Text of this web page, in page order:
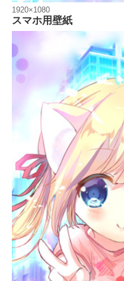
1920×1080
スマホ用壁紙